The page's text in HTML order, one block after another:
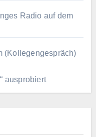
Radio auf dem
(Kollegengespräch)
ausprobiert